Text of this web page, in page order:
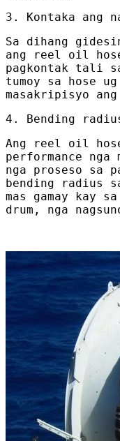
3. Kontaka ang
Sa dihang
ang reel oil
pagkontak tali
tumoy sa hose
masakripisyo
4. Bending
Ang reel oil
performance nga
nga proseso sa
bending radius
mas gamay kay
drum, nga